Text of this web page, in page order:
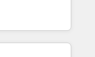
the Year 🏆2016
Award 🏆2015
generation and
with great